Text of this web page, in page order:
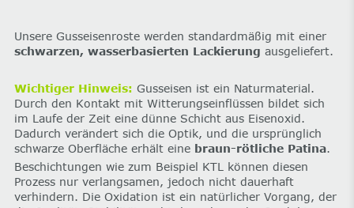
Unsere Gusseisenroste werden standardmäßig mit einer
schwarzen, wasserbasierten Lackierung ausgeliefert.
Wichtiger Hinweis: Gusseisen ist ein Naturmaterial.
Durch den Kontakt mit Witterungseinflüssen bildet sich
im Laufe der Zeit eine dünne Schicht aus Eisenoxid.
Dadurch verändert sich die Optik, und die ursprünglich
schwarze Oberfläche erhält eine braun-rötliche Patina.
Beschichtungen wie zum Beispiel KTL können diesen
Prozess nur verlangsamen, jedoch nicht dauerhaft
verhindern. Die Oxidation ist ein natürlicher Vorgang, der